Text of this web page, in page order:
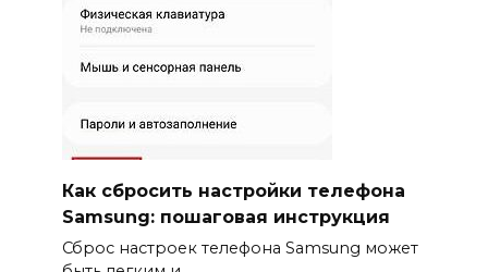
Как сбросить настройки телефона
Samsung: пошаговая инструкция
Сброс настроек телефона Samsung может